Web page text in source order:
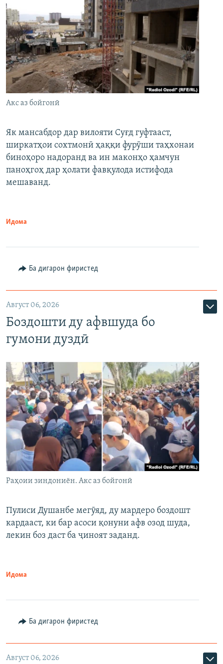
Акс аз бойгонӣ
Як мансабдор дар вилояти Суғд гуфтааст,
ширкатҳои сохтмонӣ ҳаққи фурӯши таҳхонаи
биноҳоро надоранд ва ин маконҳо ҳамчун
паноҳгоҳ дар ҳолати фавқулода истифода
мешаванд.
Идома
Ба дигарон фиристед
Август 06, 2026
Боздошти ду афвшуда бо
гумони дуздӣ
Раҳоии зиндониён. Акс аз бойгонӣ
Пулиси Душанбе мегӯяд, ду мардеро боздошт
кардааст, ки бар асоси қонуни афв озод шуда,
лекин боз даст ба ҷиноят заданд.
Идома
Ба дигарон фиристед
Август 06, 2026